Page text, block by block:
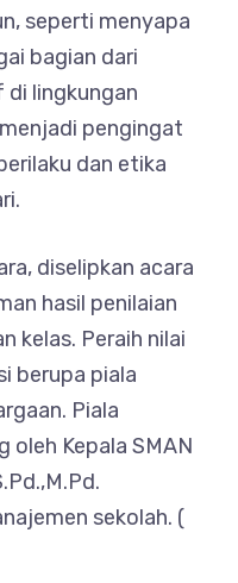
seperti menyapa
bagian dari
lingkungan
pengingat
dan etika
diselipkan acara
hasil penilaian
kelas. Peraih nilai
berupa piala
Piala
oleh Kepala SMAN
sekolah. (